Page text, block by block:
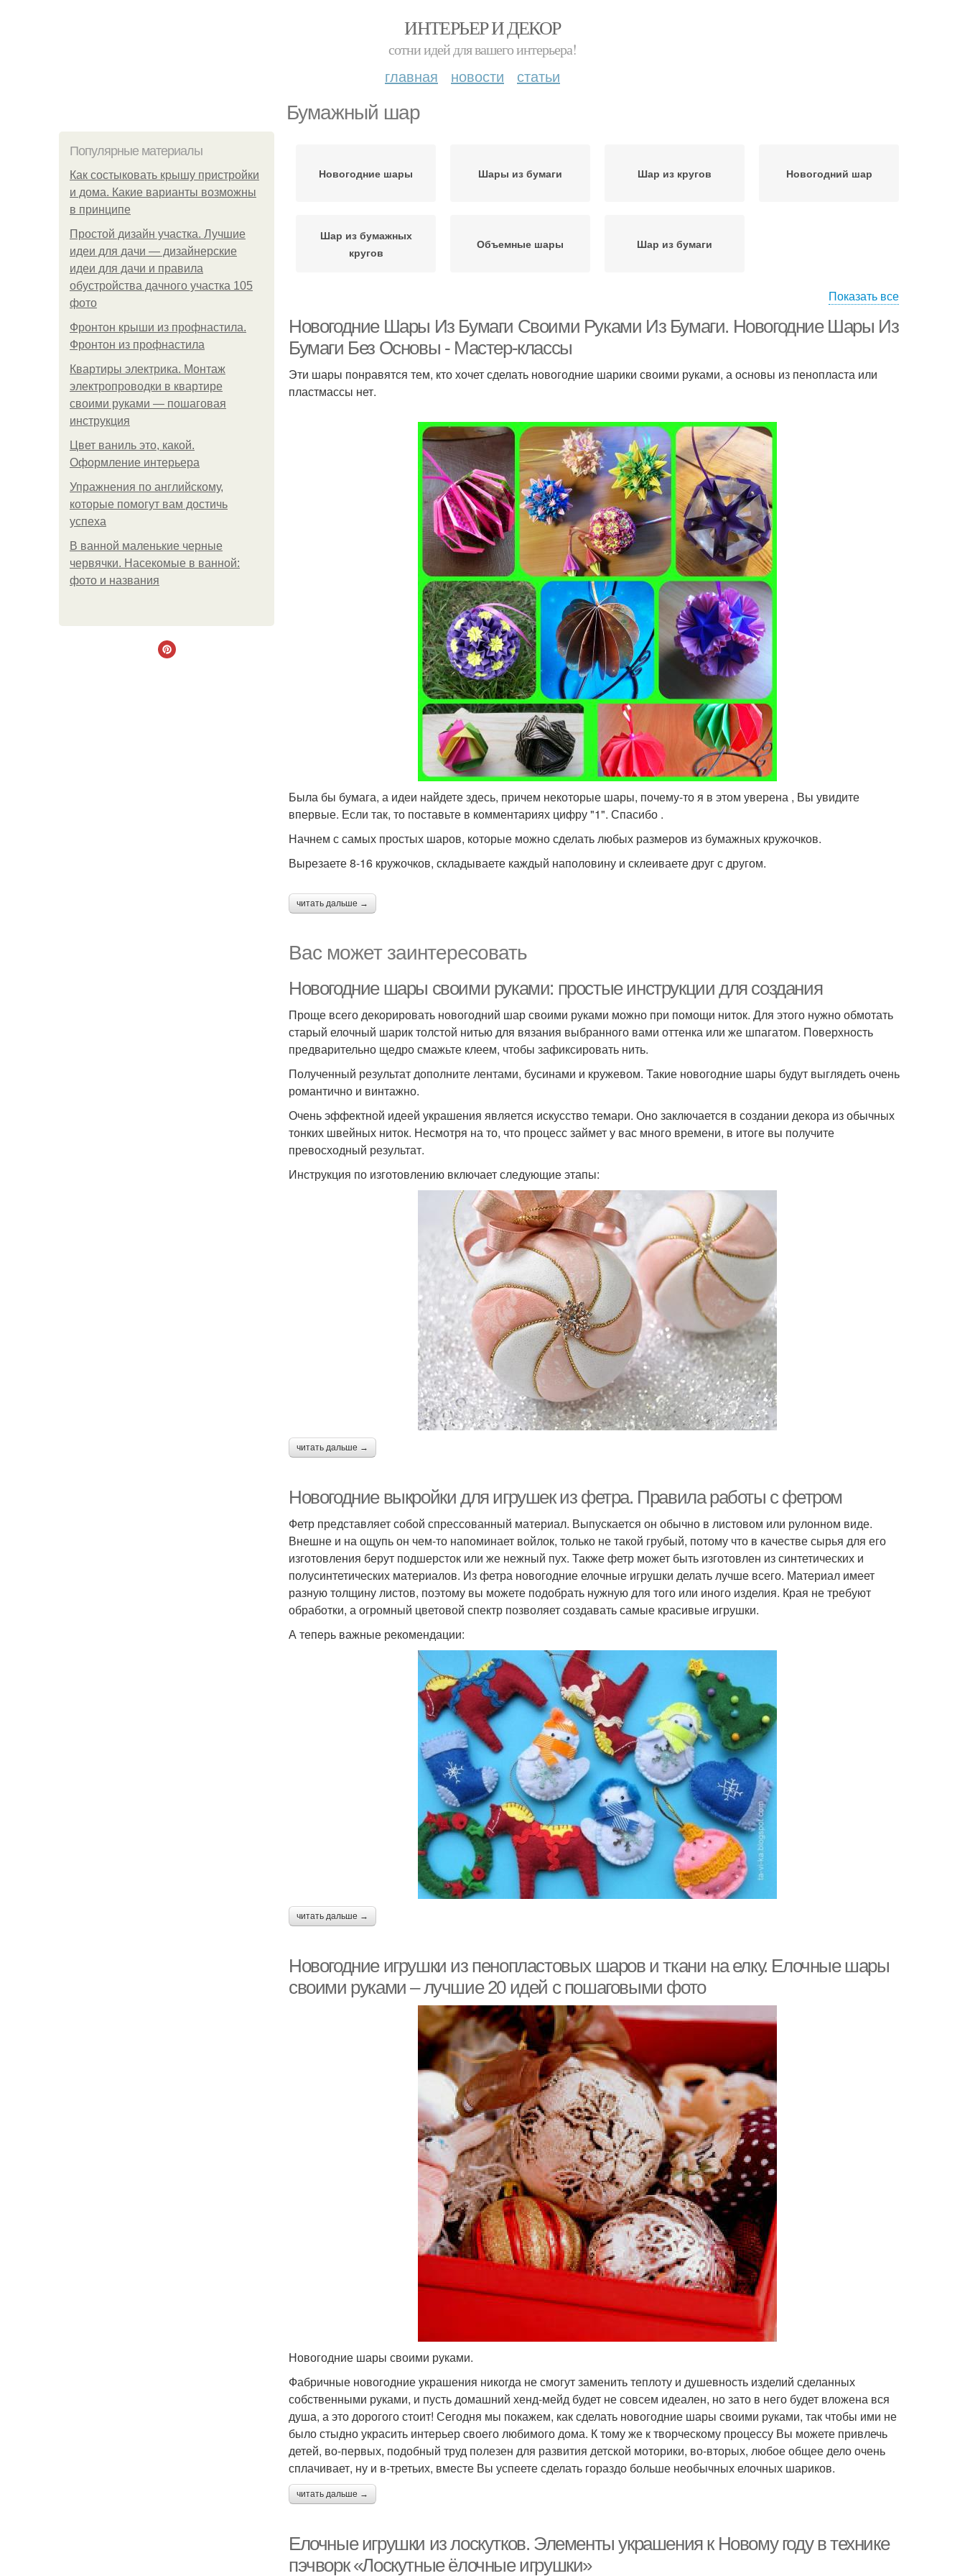
ИНТЕРЬЕР И ДЕКОР
сотни идей для вашего интерьера!
главная новости статьи
Бумажный шар
Популярные материалы
Как состыковать крышу пристройки
и дома. Какие варианты возможны
в принципе
Простой дизайн участка. Лучшие
идеи для дачи — дизайнерские
идеи для дачи и правила
обустройства дачного участка 105
фото
Фронтон крыши из профнастила.
Фронтон из профнастила
Квартиры электрика. Монтаж
электропроводки в квартире
своими руками — пошаговая
инструкция
Цвет ваниль это, какой.
Оформление интерьера
Упражнения по английскому,
которые помогут вам достичь
успеха
В ванной маленькие черные
червячки. Насекомые в ванной:
фото и названия
Новогодние шары Шары из бумаги Шар из кругов Новогодний шар
Шар из бумажных
кругов
Объемные шары Шар из бумаги
Показать все
Новогодние Шары Из Бумаги Своими Руками Из Бумаги. Новогодние Шары Из
Бумаги Без Основы - Мастер-классы
Эти шары понравятся тем, кто хочет сделать новогодние шарики своими руками, а основы из пенопласта или
пластмассы нет.
Была бы бумага, а идеи найдете здесь, причем некоторые шары, почему-то я в этом уверена , Вы увидите
впервые. Если так, то поставьте в комментариях цифру "1". Спасибо .
Начнем с самых простых шаров, которые можно сделать любых размеров из бумажных кружочков.
Вырезаете 8-16 кружочков, складываете каждый наполовину и склеиваете друг с другом.
читать дальше →
Вас может заинтересовать
Новогодние шары своими руками: простые инструкции для создания
Проще всего декорировать новогодний шар своими руками можно при помощи ниток. Для этого нужно обмотать
старый елочный шарик толстой нитью для вязания выбранного вами оттенка или же шпагатом. Поверхность
предварительно щедро смажьте клеем, чтобы зафиксировать нить.
Полученный результат дополните лентами, бусинами и кружевом. Такие новогодние шары будут выглядеть очень
романтично и винтажно.
Очень эффектной идеей украшения является искусство темари. Оно заключается в создании декора из обычных
тонких швейных ниток. Несмотря на то, что процесс займет у вас много времени, в итоге вы получите
превосходный результат.
Инструкция по изготовлению включает следующие этапы:
читать дальше →
Новогодние выкройки для игрушек из фетра. Правила работы с фетром
Фетр представляет собой спрессованный материал. Выпускается он обычно в листовом или рулонном виде.
Внешне и на ощупь он чем-то напоминает войлок, только не такой грубый, потому что в качестве сырья для его
изготовления берут подшерсток или же нежный пух. Также фетр может быть изготовлен из синтетических и
полусинтетических материалов. Из фетра новогодние елочные игрушки делать лучше всего. Материал имеет
разную толщину листов, поэтому вы можете подобрать нужную для того или иного изделия. Края не требуют
обработки, а огромный цветовой спектр позволяет создавать самые красивые игрушки.
А теперь важные рекомендации:
читать дальше →
Новогодние игрушки из пенопластовых шаров и ткани на елку. Елочные шары
своими руками – лучшие 20 идей с пошаговыми фото
Новогодние шары своими руками.
Фабричные новогодние украшения никогда не смогут заменить теплоту и душевность изделий сделанных
собственными руками, и пусть домашний хенд-мейд будет не совсем идеален, но зато в него будет вложена вся
душа, а это дорогого стоит! Сегодня мы покажем, как сделать новогодние шары своими руками, так чтобы ими не
было стыдно украсить интерьер своего любимого дома. К тому же к творческому процессу Вы можете привлечь
детей, во-первых, подобный труд полезен для развития детской моторики, во-вторых, любое общее дело очень
сплачивает, ну и в-третьих, вместе Вы успеете сделать гораздо больше необычных елочных шариков.
читать дальше →
Елочные игрушки из лоскутков. Элементы украшения к Новому году в технике
пэчворк «Лоскутные ёлочные игрушки»